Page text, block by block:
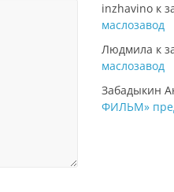
inzhavino к
маслозавод
Людмила к
маслозавод
Забадыкин
ФИЛЬМ»